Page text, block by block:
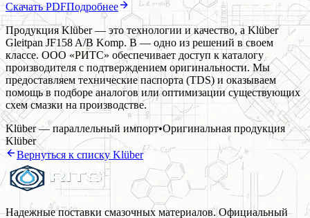
Скачать PDFПодробнее
Продукция Klüber — это технологии и качество, а Klüber
Gleitpan JF158 A/B Komp. B — одно из решений в своем
классе. ООО «РИТС» обеспечивает доступ к каталогу
производителя с подтверждением оригинальности. Мы
предоставляем технические паспорта (TDS) и оказываем
помощь в подборе аналогов или оптимизации существующих
схем смазки на производстве.
Klüber — параллельный импорт•Оригинальная продукция
Klüber
Вернуться к списку Klüber
Надежные поставки смазочных материалов. Официальный